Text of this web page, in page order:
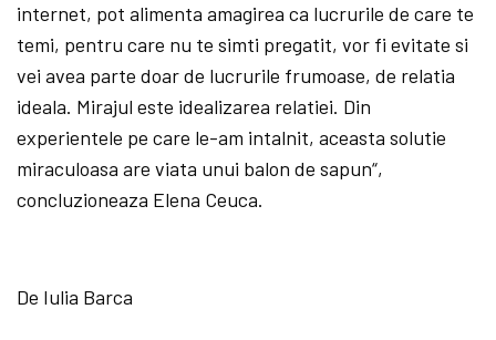
internet, pot alimenta amagirea ca lucrurile de care te
temi, pentru care nu te simti pregatit, vor fi evitate si
vei avea parte doar de lucrurile frumoase, de relatia
ideala. Mirajul este idealizarea relatiei. Din
experientele pe care le-am intalnit, aceasta solutie
miraculoasa are viata unui balon de sapun“,
concluzioneaza Elena Ceuca.
De Iulia Barca